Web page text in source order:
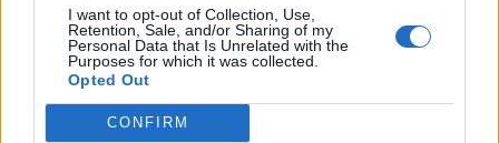
I want to opt-out of Collection, Use,
Retention, Sale, and/or Sharing of my
Personal Data that Is Unrelated with the
Purposes for which it was collected.
Opted Out
CONFIRM
MÁR ELŐFIZETŐNK VAGY?BEJELENTKEZÉS